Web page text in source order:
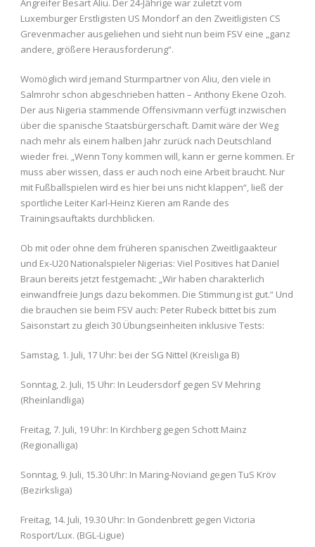
Angreifer Besart Aliu. Der 24-Jährige war zuletzt vom
Luxemburger Erstligisten US Mondorf an den Zweitligisten CS
Grevenmacher ausgeliehen und sieht nun beim FSV eine „ganz
andere, größere Herausforderung“.
Womöglich wird jemand Sturmpartner von Aliu, den viele in
Salmrohr schon abgeschrieben hatten – Anthony Ekene Ozoh.
Der aus Nigeria stammende Offensivmann verfügt inzwischen
über die spanische Staatsbürgerschaft. Damit wäre der Weg
nach mehr als einem halben Jahr zurück nach Deutschland
wieder frei. „Wenn Tony kommen will, kann er gerne kommen. Er
muss aber wissen, dass er auch noch eine Arbeit braucht. Nur
mit Fußballspielen wird es hier bei uns nicht klappen“, ließ der
sportliche Leiter Karl-Heinz Kieren am Rande des
Trainingsauftakts durchblicken.
Ob mit oder ohne dem früheren spanischen Zweitligaakteur
und Ex-U20 Nationalspieler Nigerias: Viel Positives hat Daniel
Braun bereits jetzt festgemacht: „Wir haben charakterlich
einwandfreie Jungs dazu bekommen. Die Stimmung ist gut.“ Und
die brauchen sie beim FSV auch: Peter Rubeck bittet bis zum
Saisonstart zu gleich 30 Übungseinheiten inklusive Tests:
Samstag, 1. Juli, 17 Uhr: bei der SG Nittel (Kreisliga B)
Sonntag, 2. Juli, 15 Uhr: In Leudersdorf gegen SV Mehring
(Rheinlandliga)
Freitag, 7. Juli, 19 Uhr: In Kirchberg gegen Schott Mainz
(Regionalliga)
Sonntag, 9. Juli, 15.30 Uhr: In Maring-Noviand gegen TuS Kröv
(Bezirksliga)
Freitag, 14. Juli, 19.30 Uhr: In Gondenbrett gegen Victoria
Rosport/Lux. (BGL-Ligue)